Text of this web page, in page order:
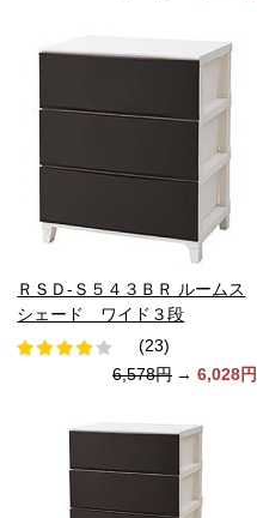
ＲＳＤ-Ｓ５４３ＢＲ ルームス
シェード ワイド３段
(23)
6,578円 → 6,028円